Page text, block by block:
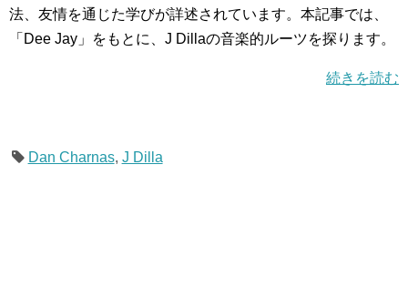
法、友情を通じた学びが詳述されています。本記事では、
「Dee Jay」をもとに、J Dillaの音楽的ルーツを探ります。
続きを読む
Dan Charnas, J Dilla